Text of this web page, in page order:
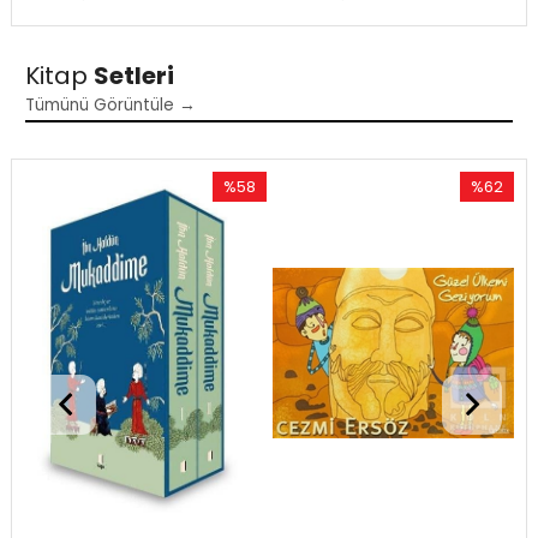
Kitap Setleri
Tümünü Görüntüle →
%58
İndirim
%58İndirim
%62